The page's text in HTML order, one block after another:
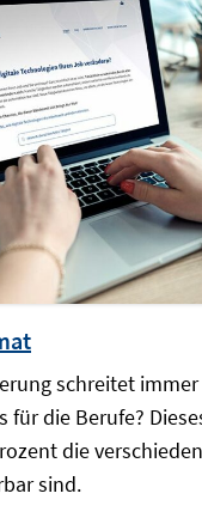
schreitet
für die Berufe?
die
sind.